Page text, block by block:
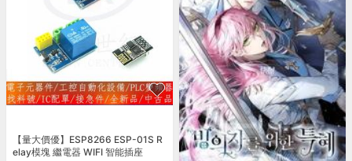
【量大價優】ESP8266 ESP-01S R
elay模塊 繼電器 WIFI 智能插座